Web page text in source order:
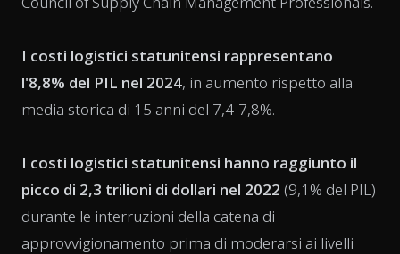
I costi logistici statunitensi rappresentano
l'8,8% del PIL nel 2024, in aumento rispetto alla
media storica di 15 anni del 7,4-7,8%.
I costi logistici statunitensi hanno raggiunto il
picco di 2,3 trilioni di dollari nel 2022 (9,1% del PIL)
durante le interruzioni della catena di
approvvigionamento prima di moderarsi ai livelli